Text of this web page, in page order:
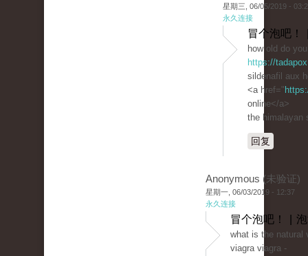
星期三, 06/05/2019 -
永久连接
冒个泡吧！
how old do
https://
sildenafil aux
<a href="
online</a>
the himalayan
回复
Anonymous (未验证)
星期一, 06/03/2019 - 12:37
永久连接
冒个泡吧！ |
what is the natural
viagra viagra -